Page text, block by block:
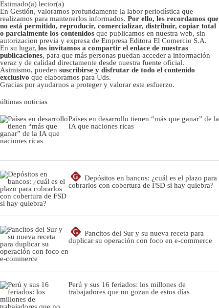
Estimado(a) lector(a)
En Gestión, valoramos profundamente la labor periodística que
realizamos para mantenerlos informados. Por ello, les recordamos que
no está permitido, reproducir, comercializar, distribuir, copiar total
o parcialmente los contenidos que publicamos en nuestra web, sin
autorizacion previa y expresa de Empresa Editora El Comercio S.A.
En su lugar, los invitamos a compartir el enlace de nuestras
publicaciones, para que más personas puedan acceder a información
veraz y de calidad directamente desde nuestra fuente oficial.
Asimismo, pueden suscribirse y disfrutar de todo el contenido
exclusivo que elaboramos para Uds.
Gracias por ayudarnos a proteger y valorar este esfuerzo.
últimas noticias
Países en desarrollo tienen “más que ganar” de la
IA que naciones ricas
G
Depósitos en bancos: ¿cuál es el plazo para
cobrarlos con cobertura de FSD si hay quiebra?
G
Pancitos del Sur y su nueva receta para
duplicar su operación con foco en e-commerce
Perú y sus 16 feriados: los millones de
trabajadores que no gozan de estos días